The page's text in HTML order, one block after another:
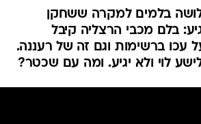
בלמים למקרה ששחקן
בלם מכבי הרצליה קיבל
עכו ברשימות וגם זה של רעננה.
לוי ולא יגיע. ומה עם שכטר?